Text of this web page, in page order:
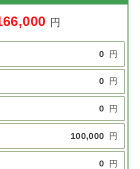
円
0 円
0 円
0 円
100,000 円
0 円